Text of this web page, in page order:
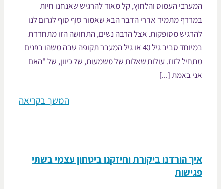
העמוס והלחוץ, קל מאוד להרגיש שאנחנו חיות
מתמיד אחרי הדבר הבא שאמור סוף סוף לגרום לנו
מסופקות. אצל הרבה נשים, התחושה הזו מתחדדת
במיוחד סביב גיל 40 או גיל המעבר תקופה שבה משהו בפנים
לזוז. עולות שאלות של משמעות, של כיוון, של "האם
באמת [...]
המשך בקריאה
הורדנו ביקורת וחיזקנו ביטחון עצמי בשתי